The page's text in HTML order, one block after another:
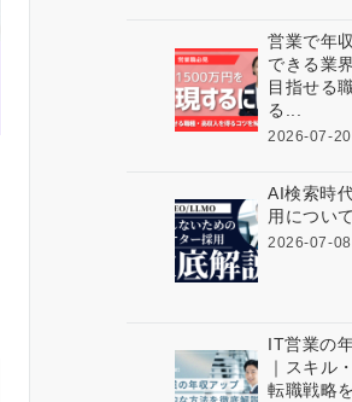
営業で年
できる業
目指せる
る...
2026-07-20
AI検索時
用について
2026-07-08
IT営業の
｜スキル
転職戦略